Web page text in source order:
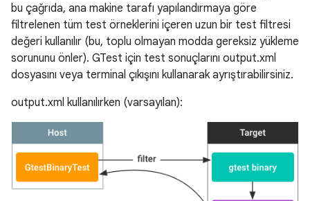
bu çağrıda, ana makine tarafı yapılandırmaya göre
filtrelenen tüm test örneklerini içeren uzun bir test filtresi
değeri kullanılır (bu, toplu olmayan modda gereksiz yükleme
sorununu önler). GTest için test sonuçlarını output.xml
dosyasını veya terminal çıkışını kullanarak ayrıştırabilirsiniz.
output.xml kullanılırken (varsayılan):